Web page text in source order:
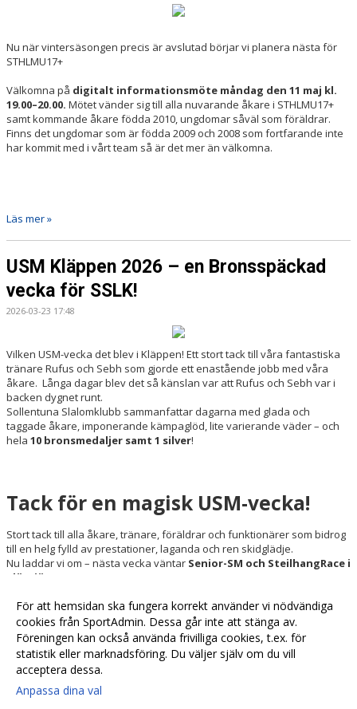
Nu när vintersäsongen precis är avslutad börjar vi planera nästa för
STHLMU17+
Välkomna på digitalt informationsmöte måndag den 11 maj kl.
19.00–20.00. Mötet vänder sig till alla nuvarande åkare i STHLMU17+
samt kommande åkare födda 2010, ungdomar såväl som föräldrar.
Finns det ungdomar som är födda 2009 och 2008 som fortfarande inte
har kommit med i vårt team så är det mer än välkomna.
Läs mer »
USM Kläppen 2026 – en Bronsspäckad
vecka för SSLK!
2026-03-23 17:48
Vilken USM-vecka det blev i Kläppen! Ett stort tack till våra fantastiska
tränare Rufus och Sebh som gjorde ett enastående jobb med våra
åkare. Långa dagar blev det så känslan var att Rufus och Sebh var i
backen dygnet runt.
Sollentuna Slalomklubb sammanfattar dagarna med glada och
taggade åkare, imponerande kämpaglöd, lite varierande väder – och
hela 10 bronsmedaljer samt 1 silver!
Tack för en magisk USM-vecka!
Stort tack till alla åkare, tränare, föräldrar och funktionärer som bidrog
till en helg fylld av prestationer, laganda och ren skidglädje.
Nu laddar vi om – nästa vecka väntar Senior-SM och SteilhangRace i
Klövsjö
Läs mer »
Fler nyheter >>
För att hemsidan ska fungera korrekt använder vi nödvändiga
cookies från SportAdmin. Dessa går inte att stänga av.
Föreningen kan också använda frivilliga cookies, t.ex. för
statistik eller marknadsföring. Du väljer själv om du vill
acceptera dessa.
Anpassa dina val